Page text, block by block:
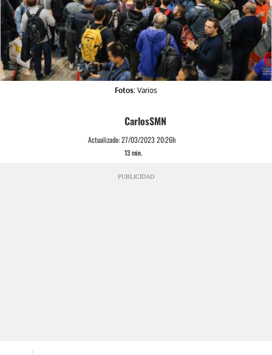
Fotos: Varios
CarlosSMN
Actualizado:27/03/2023 20:26h
13min.
PUBLICIDAD